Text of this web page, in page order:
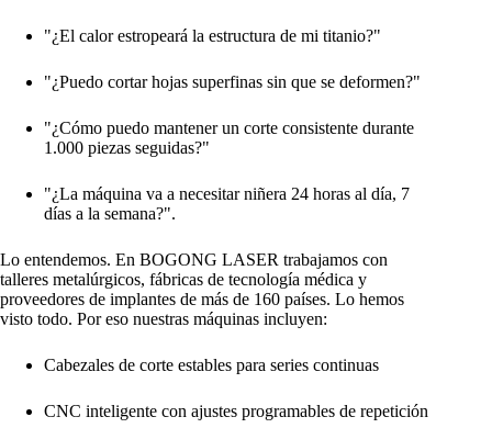
"¿El calor estropeará la estructura de mi titanio?"
"¿Puedo cortar hojas superfinas sin que se deformen?"
"¿Cómo puedo mantener un corte consistente durante
1.000 piezas seguidas?"
"¿La máquina va a necesitar niñera 24 horas al día, 7
días a la semana?".
Lo entendemos. En BOGONG LASER trabajamos con
talleres metalúrgicos, fábricas de tecnología médica y
proveedores de implantes de más de 160 países. Lo hemos
visto todo. Por eso nuestras máquinas incluyen:
Cabezales de corte estables para series continuas
CNC inteligente con ajustes programables de repetición